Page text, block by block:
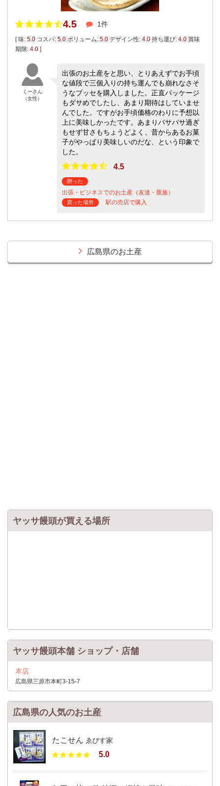
4.5 1件
[ 味: 5.0 コスパ: 5.0 ボリューム: 5.0 デザイン性: 4.0 持ち運び: 4.0 賞味
期限: 4.0 ]
くーさん
（女性）
出張のお土産をと思い、とりあえずでお手頃
な値段で三個入りの持ち運んでも崩れなさそ
うなブッセを購入しました。正直パッケージ
もダサめでしたし、あまり期待はしていませ
んでした。ですがお手頃価格のわりに予想以
上に美味しかったです。あまりパサパサ過ぎ
もせず甘さもちょうどよく、昔からあるお菓
子がやっぱり美味しいのだな、という印象で
した。
4.5
贈った
出張・ビジネスでのお土産（友達・親族）
買った場所 駅の売店で購入
広島県のお土産
ヤッサ饅頭が買える場所
ヤッサ饅頭本舗 ショップ・店舗
本店
広島県三原市本町3-15-7
広島県の人気のお土産
たこせん ゑびす家
5.0